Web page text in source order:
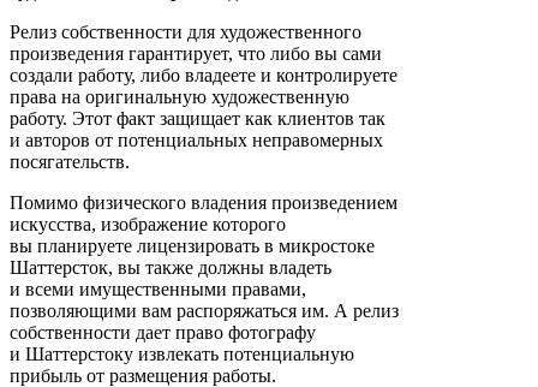
Релиз собственности для художественного
произведения гарантирует, что либо вы сами
создали работу, либо владеете и контролируете
права на оригинальную художественную
работу. Этот факт защищает как клиентов так
и авторов от потенциальных неправомерных
посягательств.
Помимо физического владения произведением
искусства, изображение которого
вы планируете лицензировать в микростоке
Шаттерсток, вы также должны владеть
и всеми имущественными правами,
позволяющими вам распоряжаться им. А релиз
собственности дает право фотографу
и Шаттерстоку извлекать потенциальную
прибыль от размещения работы.